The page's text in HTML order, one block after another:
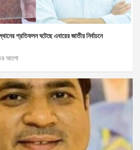
প্রতিফলন ঘটেছে এবারের জাতীয় নির্বাচনে
আলো